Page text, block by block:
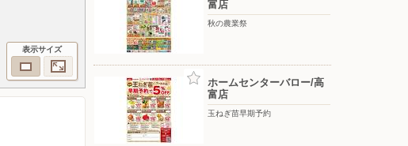
表示サイズ
富店
秋の農業祭
ホームセンターバロー/高
富店
玉ねぎ苗早期予約